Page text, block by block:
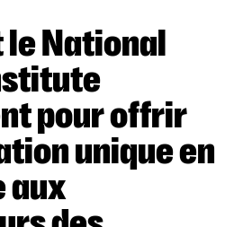
pour offrir
unique en
aux